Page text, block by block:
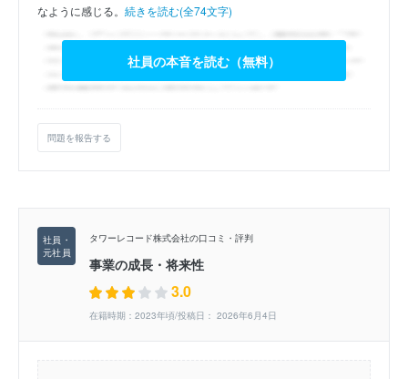
なように感じる。 続きを読む(全74文字)
社員の本音を読む（無料）
問題を報告する
タワーレコード株式会社の口コミ・評判
事業の成長・将来性
3.0
在籍時期：2023年頃/投稿日： 2026年6月4日